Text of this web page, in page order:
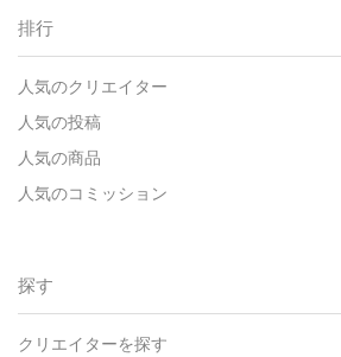
排行
人気のクリエイター
人気の投稿
人気の商品
人気のコミッション
探す
クリエイターを探す